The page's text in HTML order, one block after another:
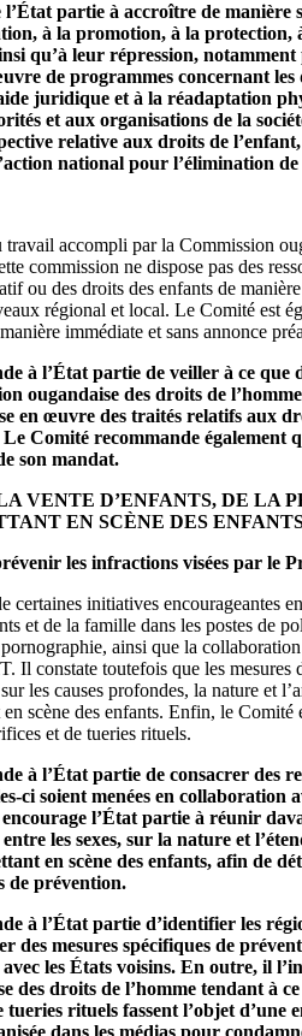
partie à accroître de manière
à la promotion, à la protection,
qu’à leur répression,
de programmes concernant
juridique et à la réadaptation
et aux organisations de la
relative aux droits de
national pour l’élimination
accompli par la Commission
commission ne dispose pas des
ou des droits des enfants de
régional et local. Le Comité est
immédiate et sans annonce
à l’État partie de veiller à ce que
ougandaise des droits de
en œuvre des traités relatifs aux
Comité recommande également
son mandat.
VENTE D’ENFANTS, DE LA
EN SCÈNE DES
les infractions visées par le
certaines initiatives encourageantes
et de la famille dans les postes de
ainsi que la
Il constate toutefois que les mesures
les causes profondes, la nature et
scène des enfants. Enfin, le
et de tueries rituels.
à l’État partie de consacrer des
ci soient menées en
l’État partie à réunir
les sexes, sur la nature et
en scène des enfants, afin de
de prévention.
à l’État partie d’identifier les
des mesures spécifiques de
les États voisins. En outre, il
des droits de l’homme tendant à
tueries rituels fassent l’objet
dans les médias pour